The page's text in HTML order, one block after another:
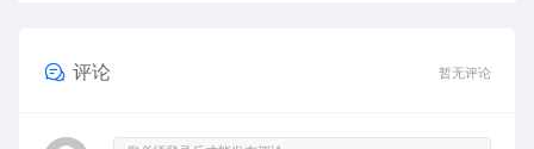
评论 暂无评论